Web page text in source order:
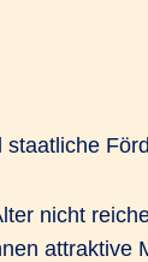
nicht
attraktive